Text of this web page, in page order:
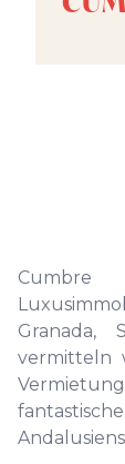
Granada,
vermitteln